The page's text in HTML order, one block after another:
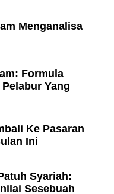
Menganalisa
Formula
Yang
Ke Pasaran
Ini
Syariah:
Sesebuah